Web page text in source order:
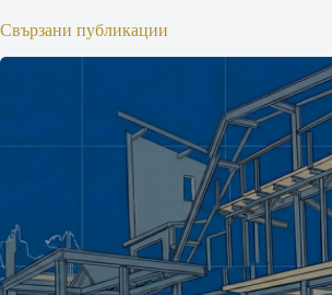
Свързани публикации